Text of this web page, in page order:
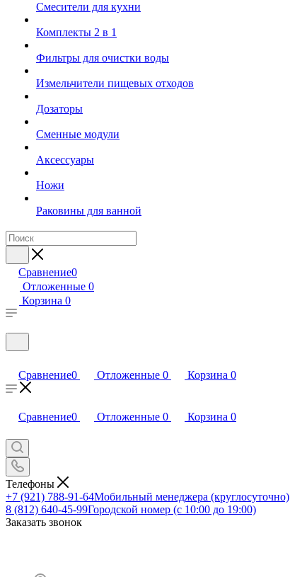
Смесители для кухни
Комплекты 2 в 1
Фильтры для очистки воды
Измельчители пищевых отходов
Дозаторы
Cменные модули
Аксессуары
Ножи
Раковины для ванной
Сравнение0
Отложенные 0
Корзина 0
Сравнение0 Отложенные 0 Корзина 0
Сравнение0 Отложенные 0 Корзина 0
Телефоны
+7 (921) 788-91-64Мобильный менеджера (круглосуточно)
8 (812) 640-45-99Городской номер (с 10:00 до 19:00)
Заказать звонок